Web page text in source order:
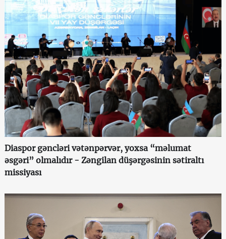
Diaspor gəncləri vətənpərvər, yoxsa “məlumat
əsgəri” olmalıdır - Zəngilan düşərgəsinin sətiraltı
missiyası